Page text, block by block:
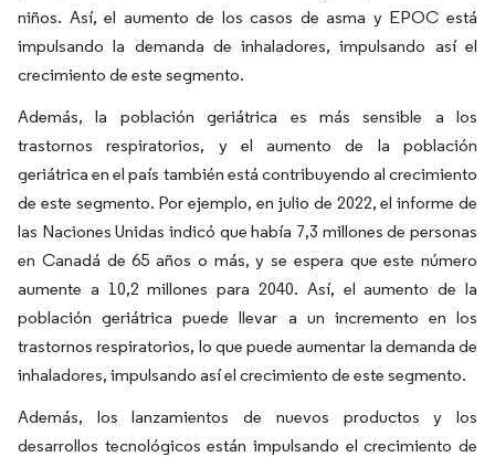
niños. Así, el aumento de los casos de asma y EPOC está
impulsando la demanda de inhaladores, impulsando así el
crecimiento de este segmento.
Además, la población geriátrica es más sensible a los
trastornos respiratorios, y el aumento de la población
geriátrica en el país también está contribuyendo al crecimiento
de este segmento. Por ejemplo, en julio de 2022, el informe de
las Naciones Unidas indicó que había 7,3 millones de personas
en Canadá de 65 años o más, y se espera que este número
aumente a 10,2 millones para 2040. Así, el aumento de la
población geriátrica puede llevar a un incremento en los
trastornos respiratorios, lo que puede aumentar la demanda de
inhaladores, impulsando así el crecimiento de este segmento.
Además, los lanzamientos de nuevos productos y los
desarrollos tecnológicos están impulsando el crecimiento de